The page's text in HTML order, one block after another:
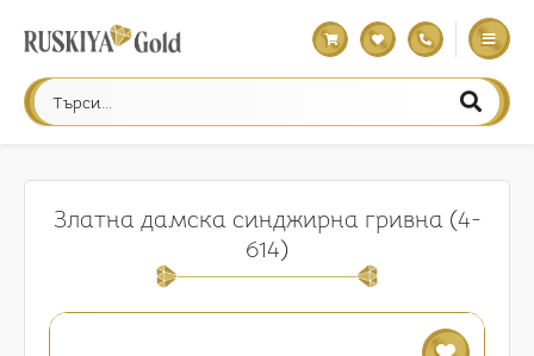
Златна дамска синджирна гривна (4-
614)